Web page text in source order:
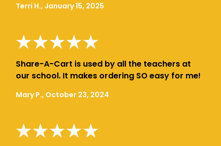
Terri H., January 15, 2025
Share-A-Cart is used by all the teachers at
our school. It makes ordering SO easy for me!
Mary P., October 23, 2024